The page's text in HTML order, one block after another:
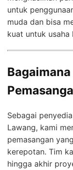
untuk
muda dan bisa
kuat untuk usaha
Sebagai
Lawang, kami
pemasangan
kerepotan. Tim
hingga akhir